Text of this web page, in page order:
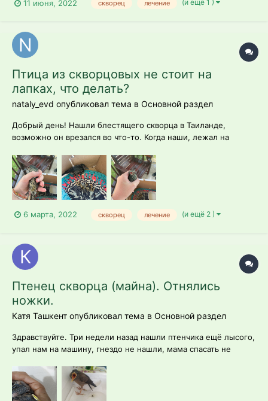
возвращению увидели что он очень сильно измазался
Наутро заметили что о...
11 июня, 2022 скворец лечение (и ещё 1 )
Птица из скворцовых не стоит на
лапках, что делать?
nataly_evd опубликовал тема в Основной раздел
Добрый день! Нашли блестящего скворца в Таиланде,
возможно он врезался во что-то. Когда наши, лежал на
чуть шевелятся, не встанет на них, вчера пил сам, когда
мордочку к воде подносили, сегодня и насильно
отказывается, повреждений видимых нет,...
6 марта, 2022 скворец лечение (и ещё 2 )
Птенец скворца (майна). Отнялись
ножки.
Катя Ташкент опубликовал тема в Основной раздел
Здравствуйте. Три недели назад нашли птенчика ещё лысого,
упал нам на машину, гнездо не нашли, мама спасать не
(это все что можно найти из насекомых у нас в Ташкенте).
Кормили. Ел хорошо, пил тоже, рос замечательно. До
сегодняшнего дня все было...